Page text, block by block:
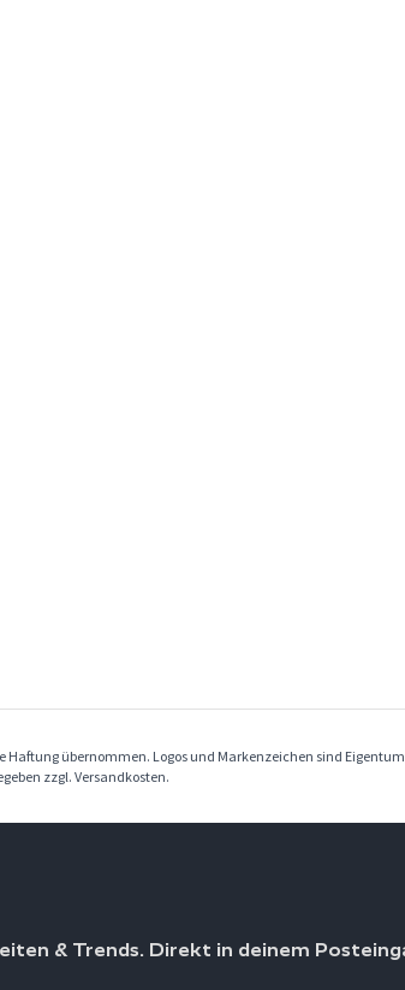
übernommen. Logos und Markenzeichen sind
zzgl. Versandkosten.
& Trends. Direkt in deinem